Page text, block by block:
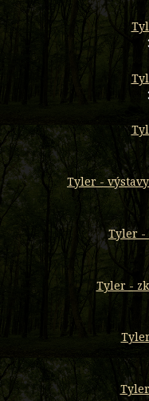
Tyler -
Tyler -
Tyler -